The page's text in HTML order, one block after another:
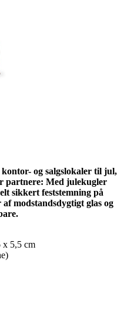
og salgslokaler til jul,
partnere: Med julekugler
sikkert feststemning på
modstandsdygtigt glas og
x 5,5 cm